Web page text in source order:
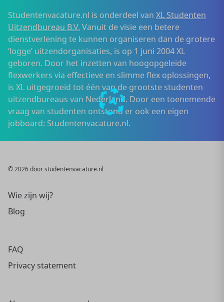
Studentenvacature.nl is onderdeel van XL Studenten
Uitzendbureau B.V. Vanuit de visie een betere
dienstverlening te kunnen organiseren dan de grotere
‘logge’ uitzendorganisaties, is op 1 juni 2004 XL
geboren. Door het inzetten van hoogopgeleide
flexwerkers via effectieve en slimme flex oplossingen,
is XL uitgegroeid tot één van de grootste studenten
uitzendbureaus van Nederland. Door een toenemende
vraag van studenten ontstond er ook een eigen
jobboard: Studentenvacature.nl.
© 2026 door studentenvacature.nl
Wie zijn wij?
Blog
FAQ
Privacy statement